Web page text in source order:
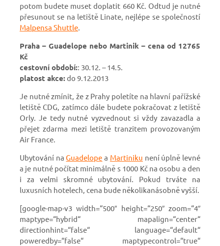
potom budete muset doplatit 660 Kč. Odtud je nutné
přesunout se na letiště Linate, nejlépe se společností
Malpensa Shuttle.
Praha – Guadelope nebo Martinik – cena od 12765
Kč
cestovní období:: 30.12. – 14.5.
platost akce:do 9.12.2013
Je nutné zmínit, že z Prahy poletíte na hlavní pařížské
letiště CDG, zatímco dále budete pokračovat z letiště
Orly. Je tedy nutné vyzvednout si vždy zavazadla a
přejet zdarma mezi letiště tranzitem provozovaným
Air France.
Ubytování naGuadelope a Martiniku není úplně levné
a je nutné počítat minimálně s 1000 Kč na osobu a den
i za velmi skromné ubytování. Pokud trváte na
luxusních hotelech, cena bude několikanásobně vyšší.
[google-map-v3 width=“500″ height=“250″ zoom=“4″
maptype=“hybrid“ mapalign=“center“
directionhint=“false“ language=“default“
poweredby=“false“ maptypecontrol=“true“